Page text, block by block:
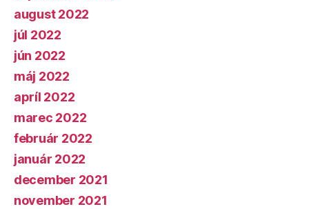
august 2022
júl 2022
jún 2022
máj 2022
apríl 2022
marec 2022
február 2022
január 2022
december 2021
november 2021